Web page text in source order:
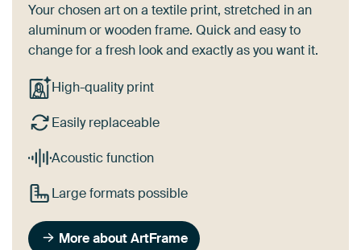
Your chosen art on a textile print, stretched in an
aluminum or wooden frame. Quick and easy to
change for a fresh look and exactly as you want it.
High-quality print
Easily replaceable
Acoustic function
Large formats possible
More about ArtFrame